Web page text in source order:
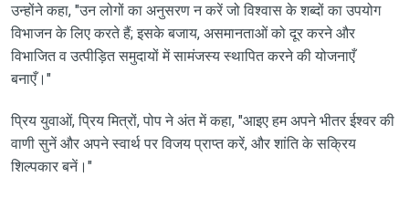
उन्होंने कहा, "उन लोगों का अनुसरण न करें जो विश्वास के शब्दों का उपयोग
विभाजन के लिए करते हैं; इसके बजाय, असमानताओं को दूर करने और
विभाजित व उत्पीड़ित समुदायों में सामंजस्य स्थापित करने की योजनाएँ
बनाएँ।"
प्रिय युवाओं, प्रिय मित्रों, पोप ने अंत में कहा, "आइए हम अपने भीतर ईश्वर की
वाणी सुनें और अपने स्वार्थ पर विजय प्राप्त करें, और शांति के सक्रिय
शिल्पकार बनें।"